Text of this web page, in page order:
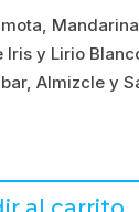
Iris y Lirio
Almizcle y